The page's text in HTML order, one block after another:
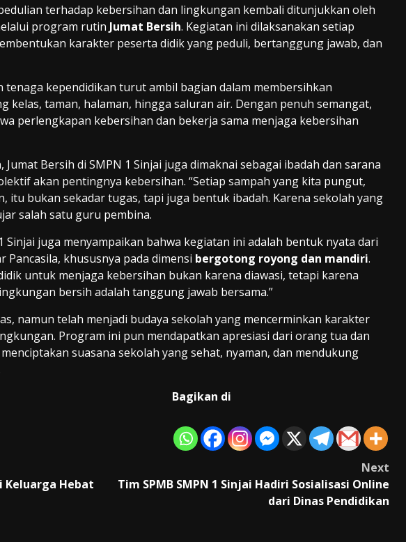
terhadap kebersihan dan lingkungan kembali ditunjukkan oleh
program rutin Jumat Bersih. Kegiatan ini dilaksanakan setiap
karakter peserta didik yang peduli, bertanggung jawab, dan
tenaga kependidikan turut ambil bagian dalam membersihkan
kelas, taman, halaman, hingga saluran air. Dengan penuh semangat,
perlengkapan kebersihan dan bekerja sama menjaga kebersihan
Bersih di SMPN 1 Sinjai juga dimaknai sebagai ibadah dan sarana
akan pentingnya kebersihan. “Setiap sampah yang kita pungut,
itu bukan sekadar tugas, tapi juga bentuk ibadah. Karena sekolah yang
salah satu guru pembina.
Sinjai juga menyampaikan bahwa kegiatan ini adalah bentuk nyata dari
khususnya pada dimensi bergotong royong dan mandiri.
untuk menjaga kebersihan bukan karena diawasi, tetapi karena
bersih adalah tanggung jawab bersama.”
namun telah menjadi budaya sekolah yang mencerminkan karakter
Program ini pun mendapatkan apresiasi dari orang tua dan
suasana sekolah yang sehat, nyaman, dan mendukung
Bagikan di
Keluarga Hebat
Next
Tim SPMB SMPN 1 Sinjai Hadiri Sosialisasi Online
dari Dinas Pendidikan